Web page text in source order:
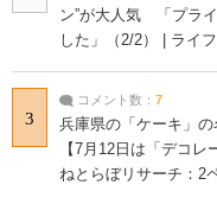
ン”が大人気 「プラ
した」（2/2） | ライ
3
コメント数： 7
兵庫県の「ケーキ」
【7月12日は「デコ
ねとらぼリサーチ：2